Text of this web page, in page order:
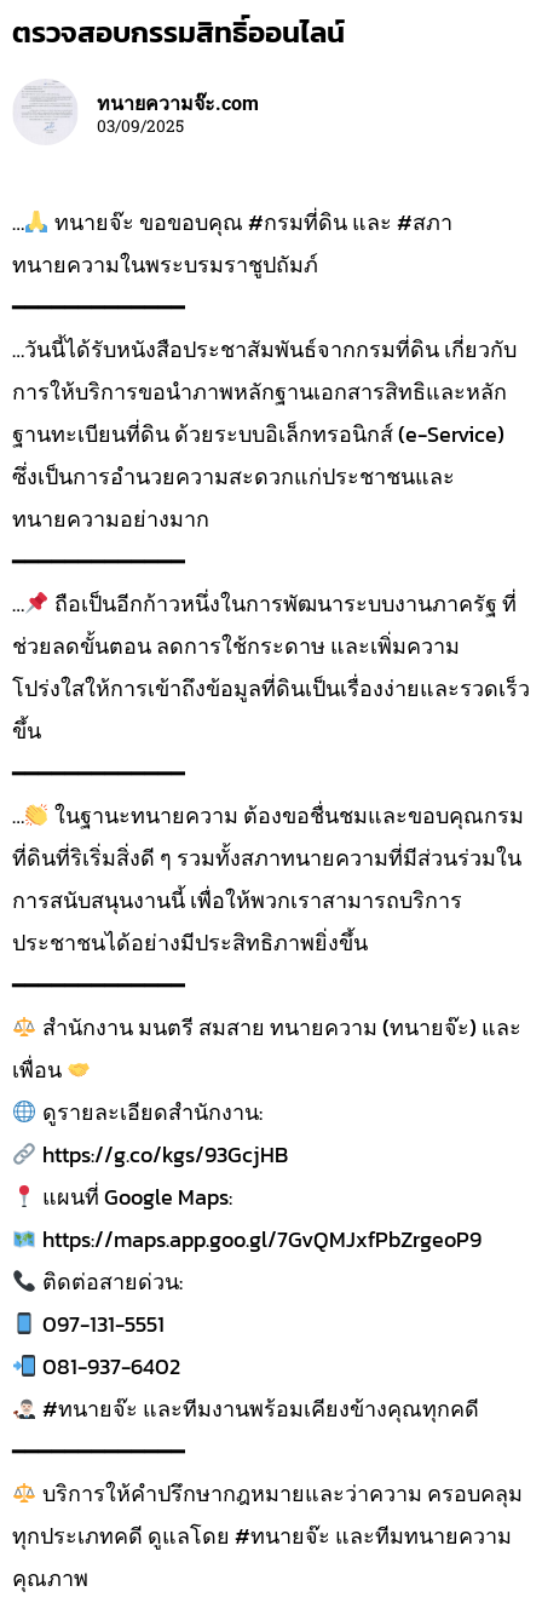
ตรวจสอบกรรมสิทธิ์ออนไลน์
ทนายความจ๊ะ.com
03/09/2025
…
ทนายจ๊ะ ขอขอบคุณ #กรมที่ดิน และ #สภา
ทนายความในพระบรมราชูปถัมภ์
━━━━━━━━━━━━━
…วันนี้ได้รับหนังสือประชาสัมพันธ์จากกรมที่ดิน เกี่ยวกับ
การให้บริการขอนำภาพหลักฐานเอกสารสิทธิและหลัก
ฐานทะเบียนที่ดิน ด้วยระบบอิเล็กทรอนิกส์ (e-Service)
ซึ่งเป็นการอำนวยความสะดวกแก่ประชาชนและ
ทนายความอย่างมาก
━━━━━━━━━━━━━
…
ถือเป็นอีกก้าวหนึ่งในการพัฒนาระบบงานภาครัฐ ที่
ช่วยลดขั้นตอน ลดการใช้กระดาษ และเพิ่มความ
โปร่งใสให้การเข้าถึงข้อมูลที่ดินเป็นเรื่องง่ายและรวดเร็ว
ขึ้น
━━━━━━━━━━━━━
…
ในฐานะทนายความ ต้องขอชื่นชมและขอบคุณกรม
ที่ดินที่ริเริ่มสิ่งดี ๆ รวมทั้งสภาทนายความที่มีส่วนร่วมใน
การสนับสนุนงานนี้ เพื่อให้พวกเราสามารถบริการ
ประชาชนได้อย่างมีประสิทธิภาพยิ่งขึ้น
━━━━━━━━━━━━━
สำนักงาน มนตรี สมสาย ทนายความ (ทนายจ๊ะ) และ
เพื่อน
ดูรายละเอียดสำนักงาน:
https://g.co/kgs/93GcjHB
แผนที่ Google Maps:
https://maps.app.goo.gl/7GvQMJxfPbZrgeoP9
ติดต่อสายด่วน:
097-131-5551
081-937-6402
#ทนายจ๊ะ และทีมงานพร้อมเคียงข้างคุณทุกคดี
━━━━━━━━━━━━━
บริการให้คำปรึกษากฎหมายและว่าความ ครอบคลุม
ทุกประเภทคดี ดูแลโดย #ทนายจ๊ะ และทีมทนายความ
คุณภาพ